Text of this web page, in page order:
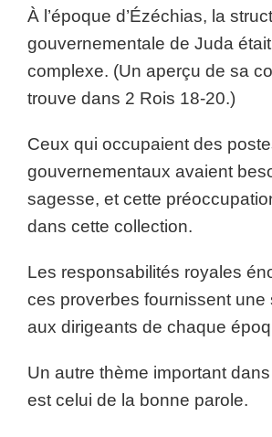
À l’époque d’Ézéchias, la
gouvernementale de Juda
complexe. (Un aperçu de sa
trouve dans 2 Rois 18-20.)
Ceux qui occupaient des
gouvernementaux avaient
sagesse, et cette
dans cette collection.
Les responsabilités royales
ces proverbes fournissent une
aux dirigeants de chaque
Un autre thème important
est celui de la bonne parole.